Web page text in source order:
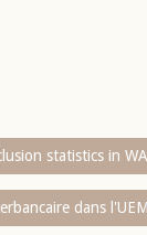
statistics in
dans